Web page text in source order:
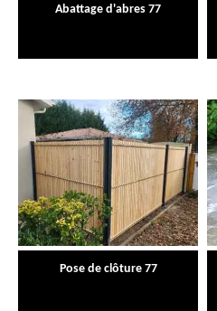
Abattage d'abres 77
Pose de clôture 77